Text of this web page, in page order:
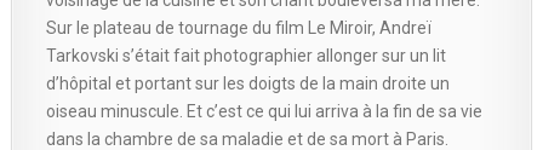
Sur le plateau de tournage du film Le Miroir, Andreï
Tarkovski s’était fait photographier allonger sur un lit
d’hôpital et portant sur les doigts de la main droite un
oiseau minuscule. Et c’est ce qui lui arriva à la fin de sa vie
dans la chambre de sa maladie et de sa mort à Paris.